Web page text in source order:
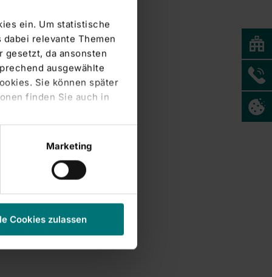
ein. Um statistische
relevante Themen
gesetzt, da ansonsten
ausgewählte
Sie können später
finden Sie auch in
Marketing
Cookies zulassen